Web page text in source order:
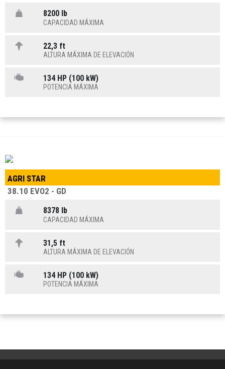
8200 lb
CAPACIDAD MÁXIMA
22,3 ft
ALTURA MÁXIMA DE ELEVACIÓN
134 HP (100 kW)
POTENCIA MÁXIMA
AGRI STAR
38.10 EVO2 - GD
8378 lb
CAPACIDAD MÁXIMA
31,5 ft
ALTURA MÁXIMA DE ELEVACIÓN
134 HP (100 kW)
POTENCIA MÁXIMA